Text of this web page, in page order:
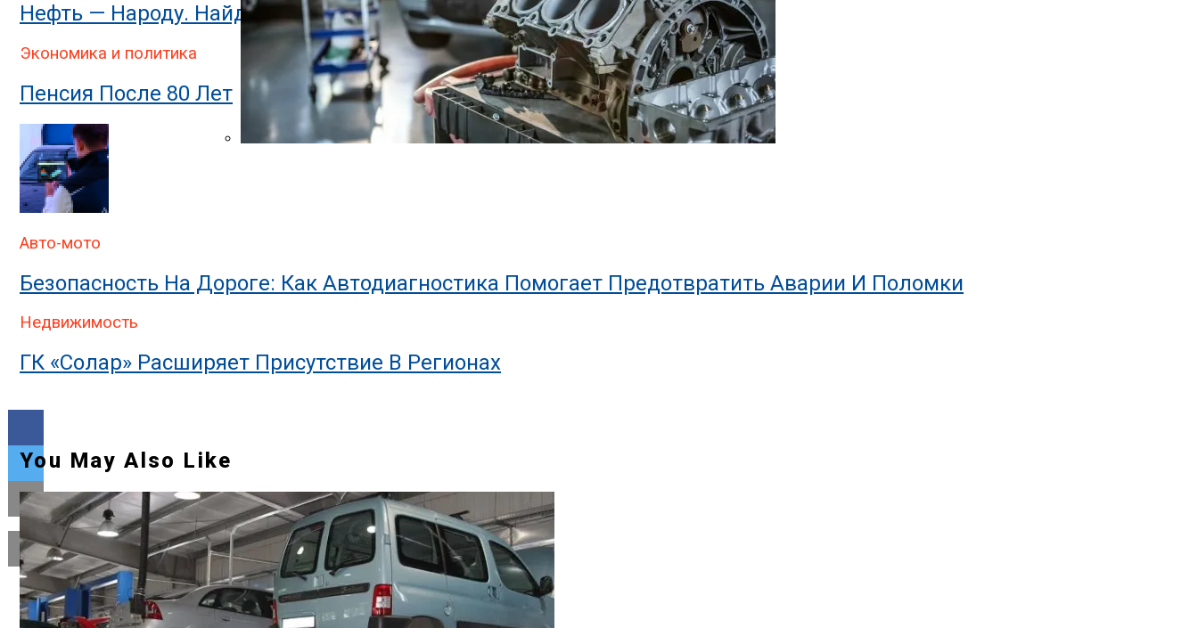
Нефть — Народу. Найден Простой Способ Повысить Пенсии
Экономика и политика
Пенсия После 80 Лет
Авто-мото
Безопасность На Дороге: Как Автодиагностика Помогает Предотвратить Аварии И Поломки
Недвижимость
ГК «Солар» Расширяет Присутствие В Регионах
Flipboard
Reddit
You May Also Like